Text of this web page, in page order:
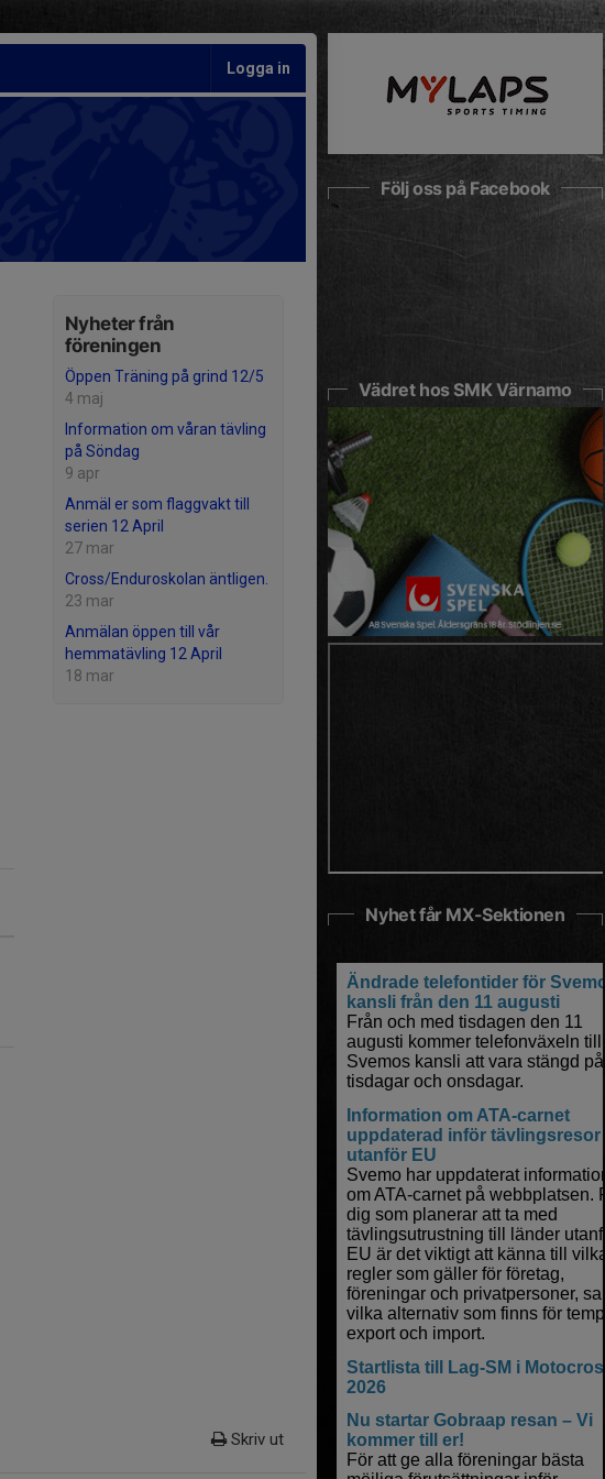
Logga in
Nyheter från
föreningen
Öppen Träning på grind 12/5
4 maj
Information om våran tävling
på Söndag
9 apr
Anmäl er som flaggvakt till
serien 12 April
27 mar
Cross/Enduroskolan äntligen.
23 mar
Anmälan öppen till vår
hemmatävling 12 April
18 mar
Skriv ut
Följ oss på Facebook
Vädret hos SMK Värnamo
Nyhet får MX-Sektionen